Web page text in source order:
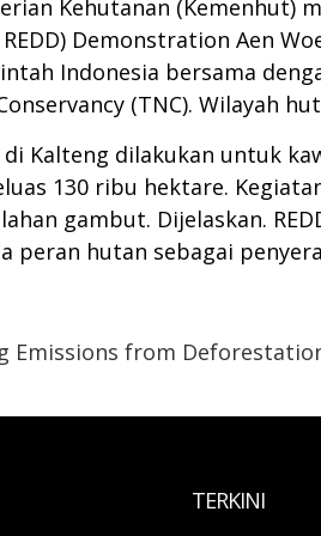
Kehutanan
Demonstration Aen
Indonesia bersama
(TNC). Wilayah
Kalteng dilakukan untuk
130 ribu hektare.
gambut. Dijelaskan.
peran hutan sebagai
Emissions from
TERKINI